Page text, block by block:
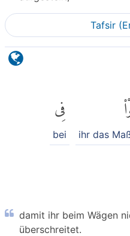
Tafsir
ihr das
فِى
bei
damit ihr beim Wägen
überschreitet.